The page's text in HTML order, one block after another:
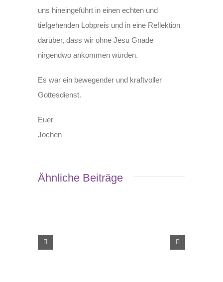
uns hineingeführt in einen echten und
tiefgehenden Lobpreis und in eine Reflektion
darüber, dass wir ohne Jesu Gnade
nirgendwo ankommen würden.
Es war ein bewegender und kraftvoller
Gottesdienst.
Euer
Jochen
Ähnliche Beiträge